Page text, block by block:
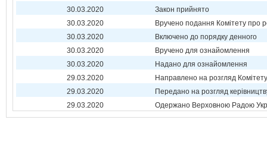
30.03.2020
Закон прийнято
30.03.2020
Вручено подання Комітету про
30.03.2020
Включено до порядку денного
30.03.2020
Вручено для ознайомлення
30.03.2020
Надано для ознайомлення
29.03.2020
Направлено на розгляд Комітету
29.03.2020
Передано на розгляд
29.03.2020
Одержано Верховною Радою